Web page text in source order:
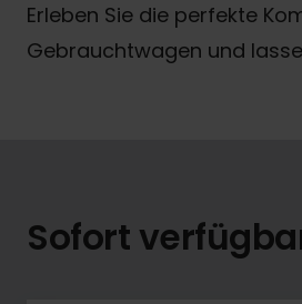
Erleben Sie die perfekte
Gebrauchtwagen und
Sofort